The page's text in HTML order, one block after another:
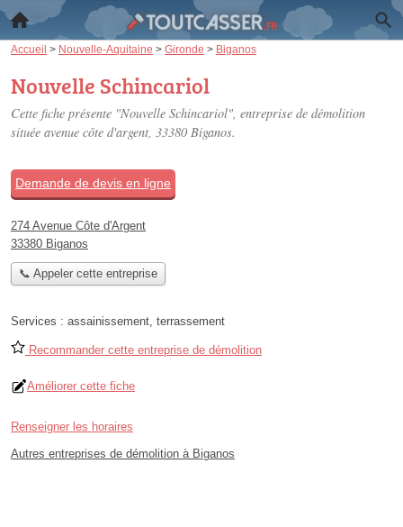
Accueil > Nouvelle-Aquitaine > Gironde > Biganos
Nouvelle Schincariol
Cette fiche présente "Nouvelle Schincariol", entreprise de démolition
située avenue côte d'argent, 33380 Biganos.
Demande de devis en ligne
274 Avenue Côte d'Argent
33380 Biganos
📞 Appeler cette entreprise
Services : assainissement, terrassement
Recommander cette entreprise de démolition
Améliorer cette fiche
Renseigner les horaires
Autres entreprises de démolition à Biganos